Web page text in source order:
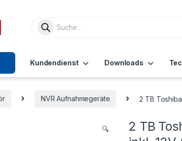
Kundendienst Downloads
NVR Aufnahmegeräte 2 TB
🔍
2 TB